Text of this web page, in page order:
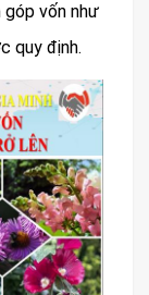
vốn như
quy định.